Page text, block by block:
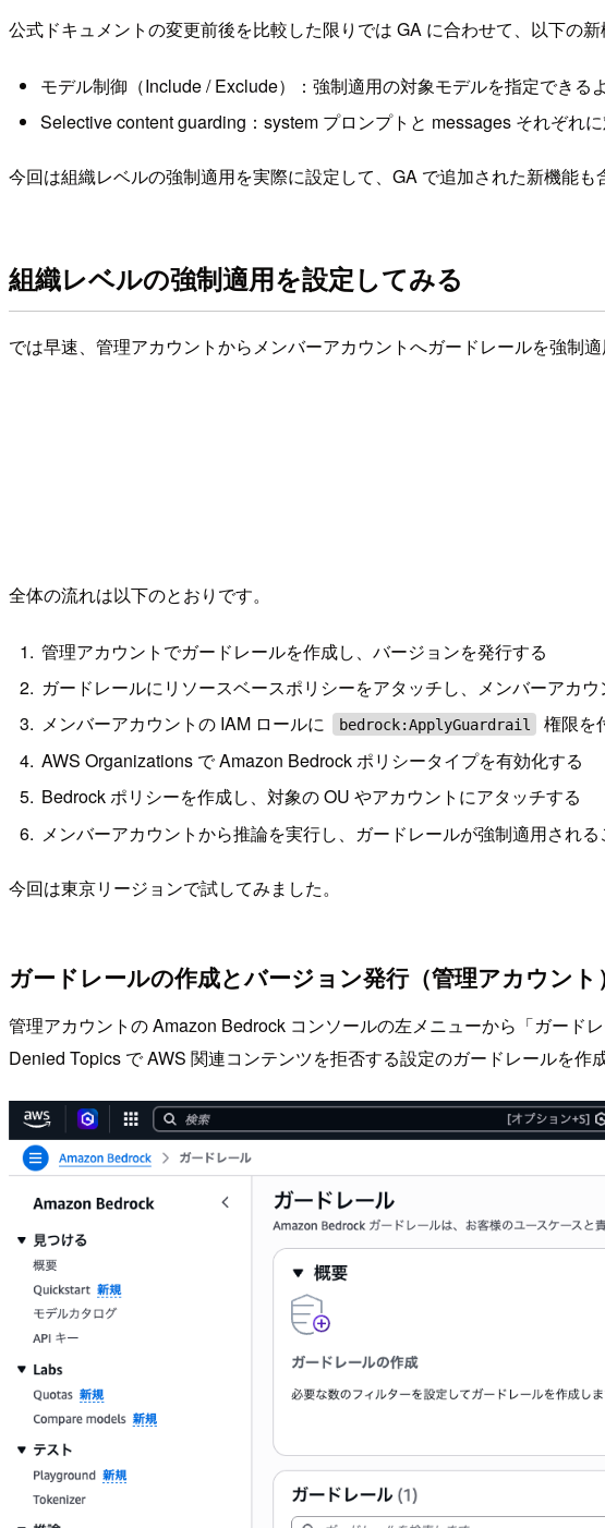
公式ドキュメントの変更前後を比較した限りでは GA に合わせて、以下の新
モデル制御（Include / Exclude）：強制適用の対象モデルを指定でき
Selective content guarding：system プロンプトと messages それぞれ
今回は組織レベルの強制適用を実際に設定して、GA で追加された新機能も
組織レベルの強制適用を設定してみる
では早速、管理アカウントからメンバーアカウントへガードレールを強制適
全体の流れは以下のとおりです。
管理アカウントでガードレールを作成し、バージョンを発行する
ガードレールにリソースベースポリシーをアタッチし、メンバーアカ
メンバーアカウントの IAM ロールに
bedrock:ApplyGuardrail
権限を
AWS Organizations で Amazon Bedrock ポリシータイプを有効化する
Bedrock ポリシーを作成し、対象の OU やアカウントにアタッチする
メンバーアカウントから推論を実行し、ガードレールが強制適用され
今回は東京リージョンで試してみました。
ガードレールの作成とバージョン発行（管理アカウント
管理アカウントの Amazon Bedrock コンソールの左メニューから「ガード
Denied Topics で AWS 関連コンテンツを拒否する設定のガードレールを作